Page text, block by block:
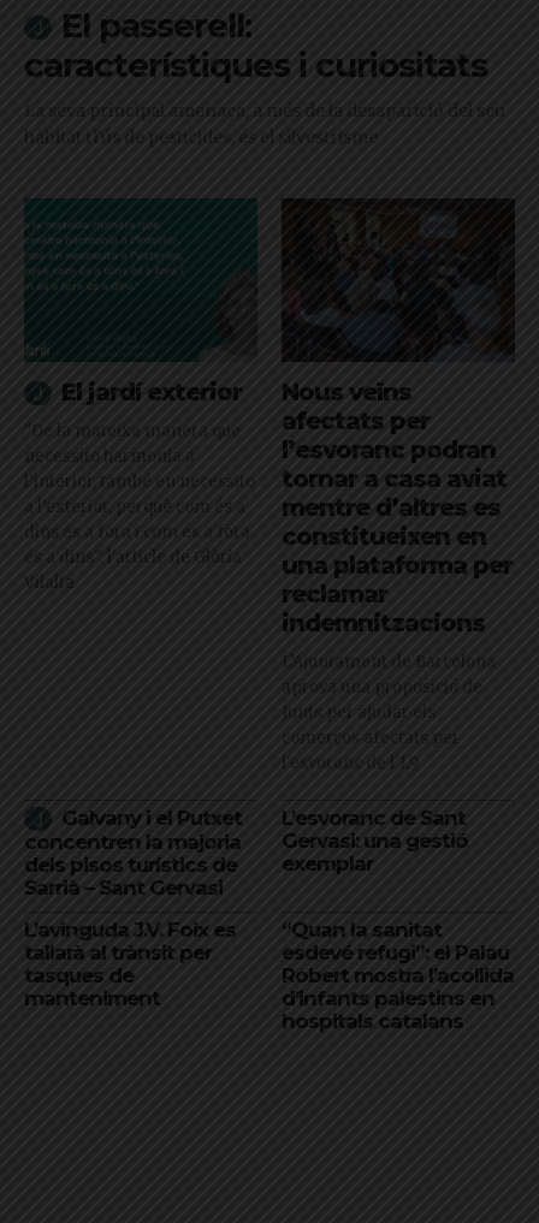
El passerell:
característiques i curiositats
La seva principal amenaça, a més de la desaparició del seu
hàbitat i l'ús de pesticides, és el silvestrisme
El jardí exterior
"De la mateixa manera que
necessito harmonia a
l’interior, també en necessito
a l’exterior, perquè com és a
dins és a fora i com és a fora
és a dins": l'article de Glòria
Vilalta
Nous veïns
afectats per
l’esvoranc podran
tornar a casa aviat
mentre d’altres es
constitueixen en
una plataforma per
reclamar
indemnitzacions
L’Ajuntament de Barcelona
aprova una proposició de
Junts per ajudar els
comerços afectats per
l'esvoranc de l'L9
Galvany i el Putxet
concentren la majoria
dels pisos turístics de
Sarrià – Sant Gervasi
L’esvoranc de Sant
Gervasi: una gestió
exemplar
L’avinguda J.V. Foix es
tallarà al trànsit per
tasques de
manteniment
“Quan la sanitat
esdevé refugi”: el Palau
Robert mostra l’acollida
d’infants palestins en
hospitals catalans